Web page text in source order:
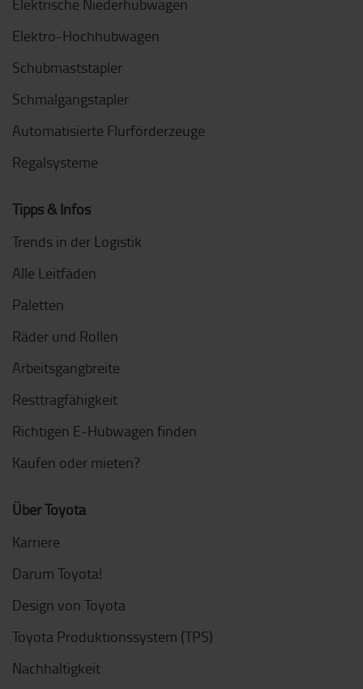
Elektrische Niederhubwagen
Elektro-Hochhubwagen
Schubmaststapler
Schmalgangstapler
Automatisierte Flurförderzeuge
Regalsysteme
Tipps & Infos
Trends in der Logistik
Alle Leitfäden
Paletten
Räder und Rollen
Arbeitsgangbreite
Resttragfähigkeit
Richtigen E-Hubwagen finden
Kaufen oder mieten?
Über Toyota
Karriere
Darum Toyota!
Design von Toyota
Toyota Produktionssystem (TPS)
Nachhaltigkeit